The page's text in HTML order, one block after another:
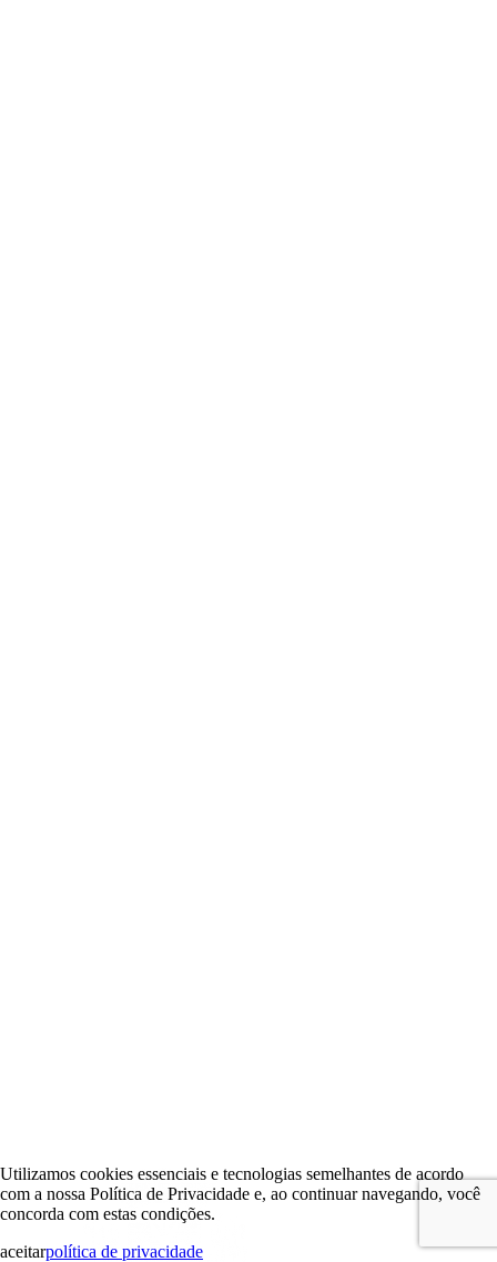
Utilizamos cookies essenciais e tecnologias semelhantes de acordo
com a nossa Política de Privacidade e, ao continuar navegando, você
concorda com estas condições.
aceitarpolítica de privacidade